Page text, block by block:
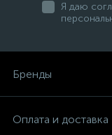
Я даю
Бренды
Оплата и доставка